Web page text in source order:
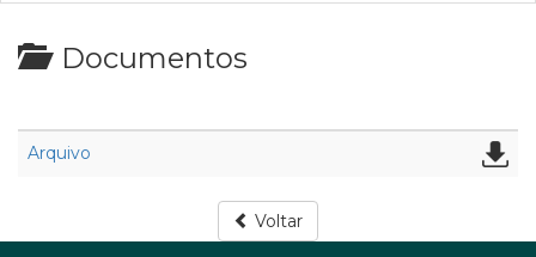
Documentos
Arquivo
Voltar